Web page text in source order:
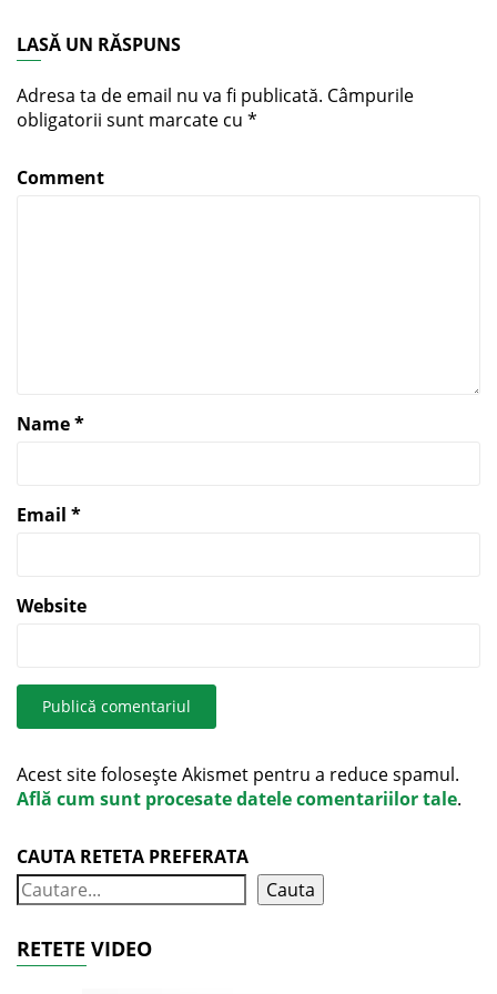
LASĂ UN RĂSPUNS
Adresa ta de email nu va fi publicată. Câmpurile
obligatorii sunt marcate cu *
Comment
Name*
Email *
Website
Acest site folosește Akismet pentru a reduce spamul.
Află cum sunt procesate datele comentariilor tale.
CAUTA RETETA PREFERATA
Cauta
RETETE VIDEO